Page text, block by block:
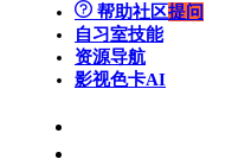
帮助社区提问
自习室技能
资源导航
影视色卡AI